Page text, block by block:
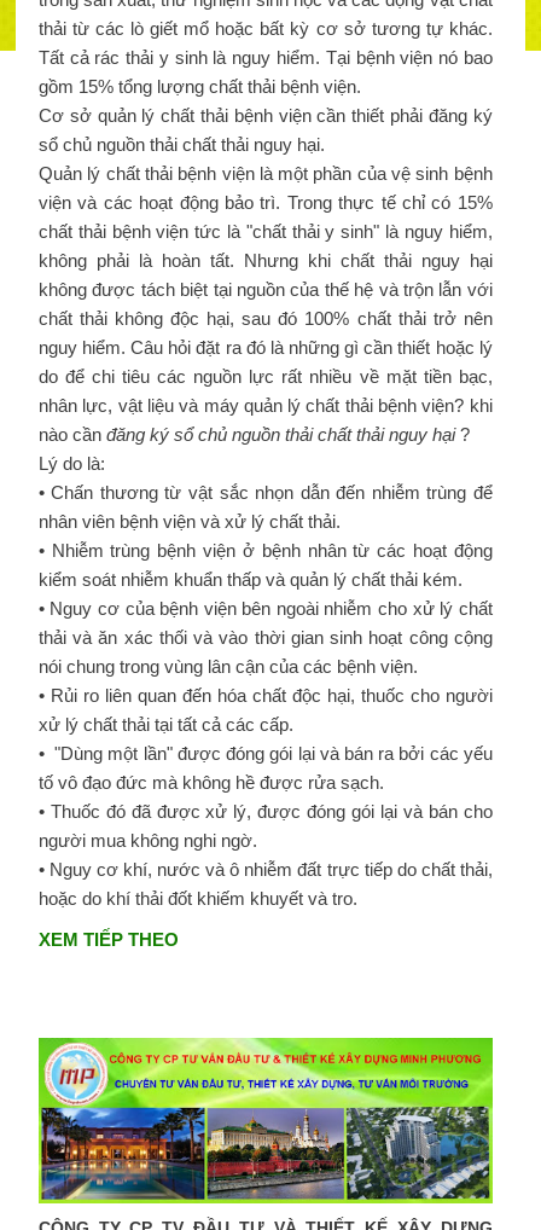
thải từ các lò giết mổ hoặc bất kỳ cơ sở tương tự khác.
Tất cả rác thải y sinh là nguy hiểm. Tại bệnh viện nó bao
gồm 15% tổng lượng chất thải bệnh viện.
Cơ sở quản lý chất thải bệnh viện cần thiết phải đăng ký
sổ chủ nguồn thải chất thải nguy hại.
Quản lý chất thải bệnh viện là một phần của vệ sinh bệnh
viện và các hoạt động bảo trì. Trong thực tế chỉ có 15%
chất thải bệnh viện tức là "chất thải y sinh" là nguy hiểm,
không phải là hoàn tất. Nhưng khi chất thải nguy hại
không được tách biệt tại nguồn của thế hệ và trộn lẫn với
chất thải không độc hại, sau đó 100% chất thải trở nên
nguy hiểm. Câu hỏi đặt ra đó là những gì cần thiết hoặc lý
do để chi tiêu các nguồn lực rất nhiều về mặt tiền bạc,
nhân lực, vật liệu và máy quản lý chất thải bệnh viện? khi
nào cần đăng ký sổ chủ nguồn thải chất thải nguy hại?
Lý do là:
• Chấn thương từ vật sắc nhọn dẫn đến nhiễm trùng để
nhân viên bệnh viện và xử lý chất thải.
• Nhiễm trùng bệnh viện ở bệnh nhân từ các hoạt động
kiểm soát nhiễm khuẩn thấp và quản lý chất thải kém.
• Nguy cơ của bệnh viện bên ngoài nhiễm cho xử lý chất
thải và ăn xác thối và vào thời gian sinh hoạt công cộng
nói chung trong vùng lân cận của các bệnh viện.
• Rủi ro liên quan đến hóa chất độc hại, thuốc cho người
xử lý chất thải tại tất cả các cấp.
• "Dùng một lần" được đóng gói lại và bán ra bởi các yếu
tố vô đạo đức mà không hề được rửa sạch.
• Thuốc đó đã được xử lý, được đóng gói lại và bán cho
người mua không nghi ngờ.
• Nguy cơ khí, nước và ô nhiễm đất trực tiếp do chất thải,
hoặc do khí thải đốt khiếm khuyết và tro.
XEM TIẾP THEO